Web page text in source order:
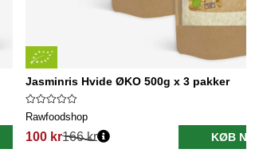
Jasminris Hvide ØKO 500g x 3 pakker
Rawfoodshop
100 kr166 kr KØB NU